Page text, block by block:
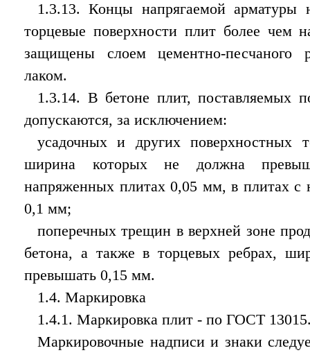
1.3.13. Концы напрягаемой арматуры
торцевые поверхности плит более
защищены слоем цементно-песчаного
лаком.
1.3.14. В бетоне плит, поставляемых
допускаются, за исключением:
усадочных и других поверхностных
ширина которых не должна
напряженных плитах 0,05 мм, в плитах с
0,1 мм;
поперечных трещин в верхней зоне
бетона, а также в торцевых ребрах,
превышать 0,15 мм.
1.4. Маркировка
1.4.1. Маркировка плит - по ГОСТ
Маркировочные надписи и знаки